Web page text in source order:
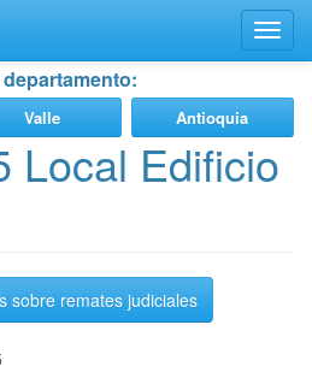
Valle Antioquia
Local Edificio
sobre remates judiciales